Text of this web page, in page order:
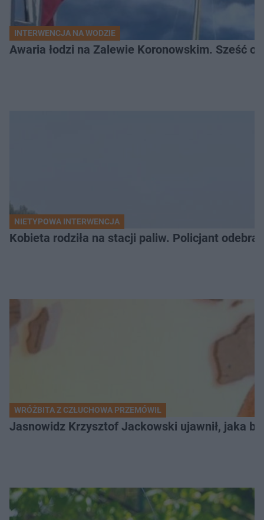
INTERWENCJA NA WODZIE
Awaria łodzi na Zalewie Koronowskim. Sześć
NIETYPOWA INTERWENCJA
Kobieta rodziła na stacji paliw. Policjant
WRÓŻBITA Z CZŁUCHOWA PRZEMÓWIŁ
Jasnowidz Krzysztof Jackowski ujawnił, jaka